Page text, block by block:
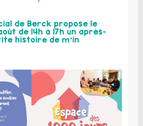
de Berck propose le
de 14h à 17h un après-
histoire de m’in